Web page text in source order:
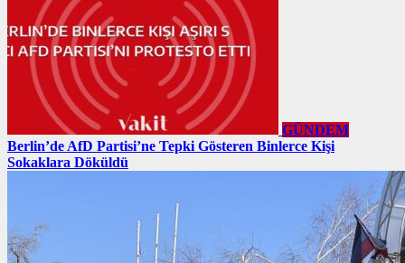
GÜNDEM
Berlin’de AfD Partisi’ne Tepki Gösteren Binlerce Kişi
Sokaklara Döküldü